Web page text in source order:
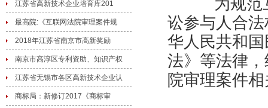
江苏省高新技术企业培育库201
最高院:《互联网法院审理案件规
2018年江苏省南京市高新奖励
南京市高淳区专利资助、知识产权
江苏省无锡市各区高新技术企业认
商标局：新修订2017《商标审
讼参与人合
华人民共和
法》等法律
院审理案件